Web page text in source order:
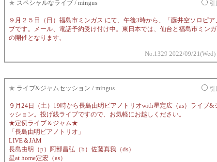
★ スペシャルなライブ / mingus 引
９月２５日（日）福島市ミンガス にて、午後3時から、「藤井空ソロピア
ブです。メール、電話予約受け付け中。東日本では、仙台と福島市ミン
の開催となります。
No.1329 2022/09/
★ ライブ&ジャムセッション / mingus 引
９月24日（土）19時から長島由明ピアノトリオwith星定広（as）ライブ&
ッション。投げ銭ライブですので、お気軽にお越しください。
★定例ライブ＆ジャム★
「長島由明ピアノトリオ」
LIVE＆JAM
長島由明（p）阿部昌弘（b）佐藤真我（ds）
星at home定宏（as）